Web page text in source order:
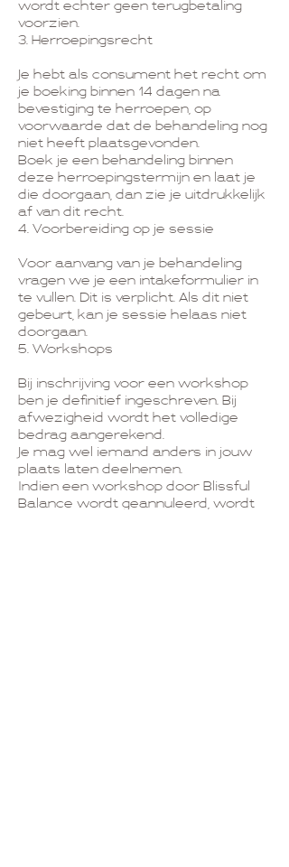
wordt echter geen terugbetaling
voorzien.
3. Herroepingsrecht
Je hebt als consument het recht om
je boeking binnen 14 dagen na
bevestiging te herroepen, op
voorwaarde dat de behandeling nog
niet heeft plaatsgevonden.
Boek je een behandeling binnen
deze herroepingstermijn en laat je
die doorgaan, dan zie je uitdrukkelijk
af van dit recht.
4. Voorbereiding op je sessie
Voor aanvang van je behandeling
vragen we je een intakeformulier in
te vullen. Dit is verplicht. Als dit niet
gebeurt, kan je sessie helaas niet
doorgaan.
5. Workshops
Bij inschrijving voor een workshop
ben je definitief ingeschreven. Bij
afwezigheid wordt het volledige
bedrag aangerekend.
Je mag wel iemand anders in jouw
plaats laten deelnemen.
Indien een workshop door Blissful
Balance wordt geannuleerd, wordt